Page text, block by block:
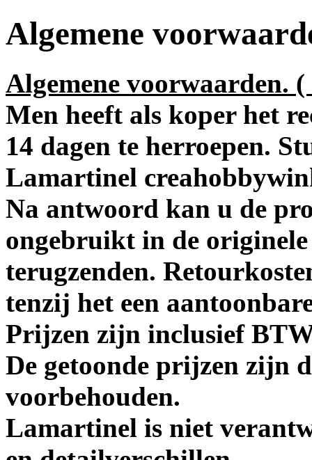
Algemene
Algemene voorwaarden.
Men heeft als koper het
14 dagen te herroepen.
Lamartinel
Na antwoord kan u de
ongebruikt in de
terugzenden.
tenzij het een
Prijzen zijn inclusief
De getoonde prijzen zijn
voorbehouden.
Lamartinel is niet